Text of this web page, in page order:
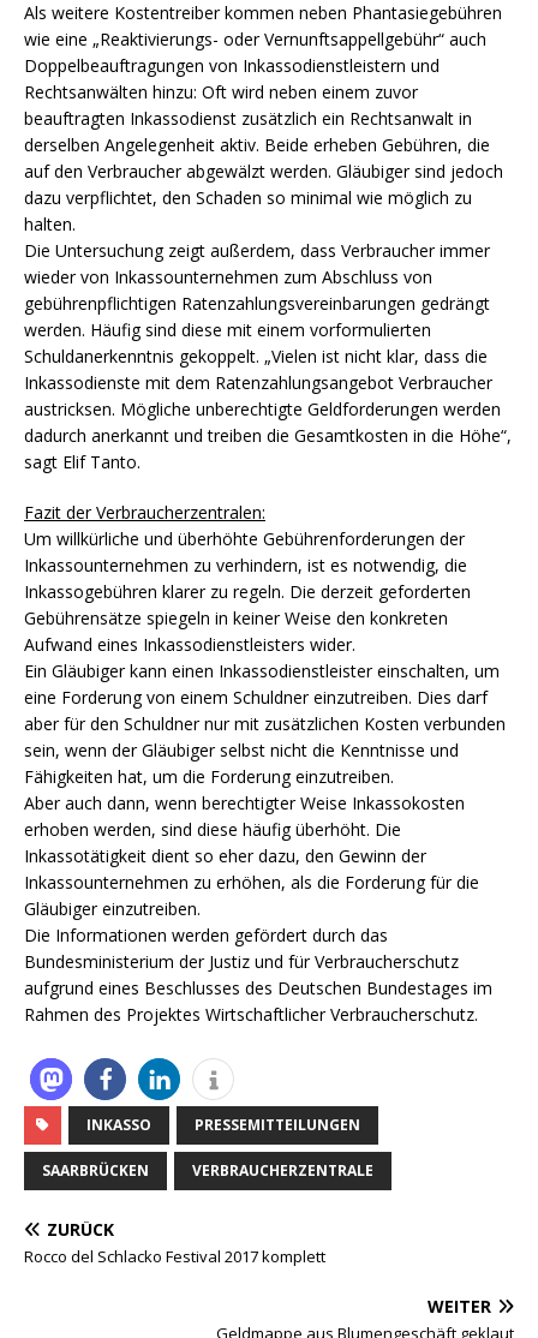
Als weitere Kostentreiber kommen neben Phantasiegebühren
wie eine „Reaktivierungs- oder Vernunftsappellgebühr“ auch
Doppelbeauftragungen von Inkassodienstleistern und
Rechtsanwälten hinzu: Oft wird neben einem zuvor
beauftragten Inkassodienst zusätzlich ein Rechtsanwalt in
derselben Angelegenheit aktiv. Beide erheben Gebühren, die
auf den Verbraucher abgewälzt werden. Gläubiger sind jedoch
dazu verpflichtet, den Schaden so minimal wie möglich zu
halten.
Die Untersuchung zeigt außerdem, dass Verbraucher immer
wieder von Inkassounternehmen zum Abschluss von
gebührenpflichtigen Ratenzahlungsvereinbarungen gedrängt
werden. Häufig sind diese mit einem vorformulierten
Schuldanerkenntnis gekoppelt. „Vielen ist nicht klar, dass die
Inkassodienste mit dem Ratenzahlungsangebot Verbraucher
austricksen. Mögliche unberechtigte Geldforderungen werden
dadurch anerkannt und treiben die Gesamtkosten in die Höhe“,
sagt Elif Tanto.
Fazit der Verbraucherzentralen:
Um willkürliche und überhöhte Gebührenforderungen der
Inkassounternehmen zu verhindern, ist es notwendig, die
Inkassogebühren klarer zu regeln. Die derzeit geforderten
Gebührensätze spiegeln in keiner Weise den konkreten
Aufwand eines Inkassodienstleisters wider.
Ein Gläubiger kann einen Inkassodienstleister einschalten, um
eine Forderung von einem Schuldner einzutreiben. Dies darf
aber für den Schuldner nur mit zusätzlichen Kosten verbunden
sein, wenn der Gläubiger selbst nicht die Kenntnisse und
Fähigkeiten hat, um die Forderung einzutreiben.
Aber auch dann, wenn berechtigter Weise Inkassokosten
erhoben werden, sind diese häufig überhöht. Die
Inkassotätigkeit dient so eher dazu, den Gewinn der
Inkassounternehmen zu erhöhen, als die Forderung für die
Gläubiger einzutreiben.
Die Informationen werden gefördert durch das
Bundesministerium der Justiz und für Verbraucherschutz
aufgrund eines Beschlusses des Deutschen Bundestages im
Rahmen des Projektes Wirtschaftlicher Verbraucherschutz.
INKASSO PRESSEMITTEILUNGEN
SAARBRÜCKEN VERBRAUCHERZENTRALE
ZURÜCK
Rocco del Schlacko Festival 2017 komplett
WEITER